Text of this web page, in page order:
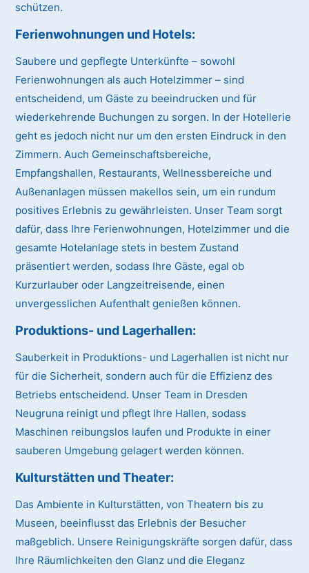
schützen.
Ferienwohnungen und Hotels:
Saubere und gepflegte Unterkünfte – sowohl
Ferienwohnungen als auch Hotelzimmer – sind
entscheidend, um Gäste zu beeindrucken und für
wiederkehrende Buchungen zu sorgen. In der Hotellerie
geht es jedoch nicht nur um den ersten Eindruck in den
Zimmern. Auch Gemeinschaftsbereiche,
Empfangshallen, Restaurants, Wellnessbereiche und
Außenanlagen müssen makellos sein, um ein rundum
positives Erlebnis zu gewährleisten. Unser Team sorgt
dafür, dass Ihre Ferienwohnungen, Hotelzimmer und die
gesamte Hotelanlage stets in bestem Zustand
präsentiert werden, sodass Ihre Gäste, egal ob
Kurzurlauber oder Langzeitreisende, einen
unvergesslichen Aufenthalt genießen können.
Produktions- und Lagerhallen:
Sauberkeit in Produktions- und Lagerhallen ist nicht nur
für die Sicherheit, sondern auch für die Effizienz des
Betriebs entscheidend. Unser Team in Dresden
Neugruna reinigt und pflegt Ihre Hallen, sodass
Maschinen reibungslos laufen und Produkte in einer
sauberen Umgebung gelagert werden können.
Kulturstätten und Theater:
Das Ambiente in Kulturstätten, von Theatern bis zu
Museen, beeinflusst das Erlebnis der Besucher
maßgeblich. Unsere Reinigungskräfte sorgen dafür, dass
Ihre Räumlichkeiten den Glanz und die Eleganz